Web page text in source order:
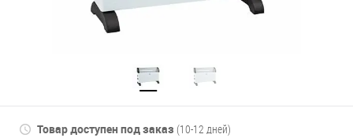
Товар доступен под заказ (10-12 дней)